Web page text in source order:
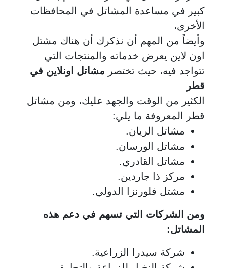
كبير في مساعدة المشاتل في المحافظات
الأخرى،
وأيضاً من المهم أن نذكرك أن هناك مشتل
اون لاين يعرض خدماته والمنتجات التي
تتواجد فيه، حيث تختصر مشاتل اونلاين في
قطر
الكثير من الوقت والجهد عليك، ومن مشاتل
قطر المعروفة ما يلي:
مشاتل الريان.
مشاتل الورسان.
مشاتل القادري.
مركز ذا جاردين.
مشتل فلورنزا الدولي.
ومن الشركات التي تسهم في دعم هذه
المشاتل:
شركة سيدرا الزراعية.